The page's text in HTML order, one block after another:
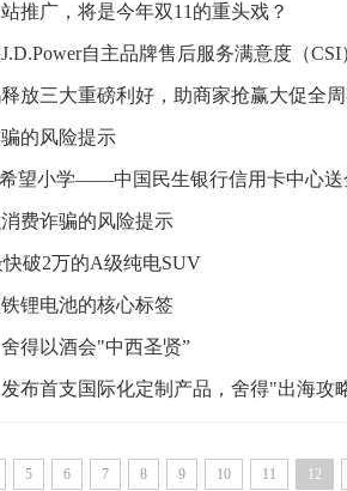
推广，将是今年双11的重头戏？
自主品牌售后服务满意度（CSI
放三大重磅利好，助商家抢赢大促全
的风险提示
望小学——中国民生银行信用卡中心送
费诈骗的风险提示
破2万的A级纯电SUV
锂电池的核心标签
得以酒会"中西圣贤”
布首支国际化定制产品，舍得"出海攻
5 6 7 8 9 10 11 12